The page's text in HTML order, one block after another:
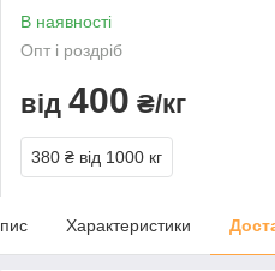
В наявності
Опт і роздріб
від 400 ₴/кг
380 ₴ від 1000 кг
Характеристики